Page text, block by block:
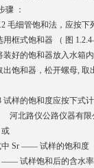
骤 ：
毛细管饱和法，应按下
框式饱和器 （ 图
好的饱和器放入水箱
饱和器，松开螺母, 取
试样的饱和度应按下式
路仪公路仪器有限
Sr —— 试样的饱和度
样饱和后的含水率